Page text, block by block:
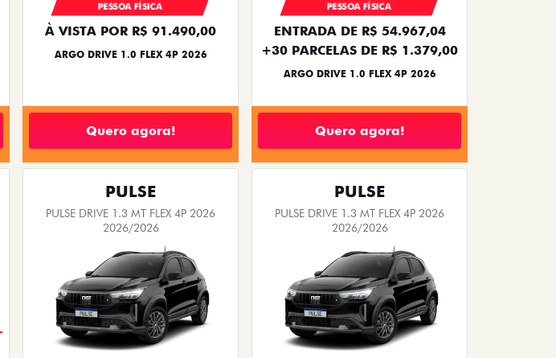
PESSOA FÍSICA
À VISTA POR R$ 91.490,00
ARGO DRIVE 1.0 FLEX 4P 2026
Quero agora!
PESSOA FÍSICA
ENTRADA DE R$ 54.967,04
+30 PARCELAS DE R$ 1.379,00
ARGO DRIVE 1.0 FLEX 4P 2026
Quero agora!
PULSE
PULSE DRIVE 1.3 MT FLEX 4P 2026
2026/2026
PULSE
PULSE DRIVE 1.3 MT FLEX 4P 2026
2026/2026